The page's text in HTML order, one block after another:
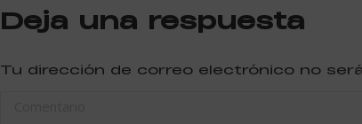
Deja una respuesta
Tu dirección de correo electrónico no